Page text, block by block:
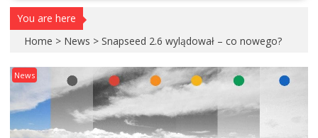
You are here
Home > News > Snapseed 2.6 wylądował – co nowego?
News